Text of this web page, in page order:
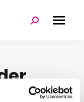
Search:
Gander